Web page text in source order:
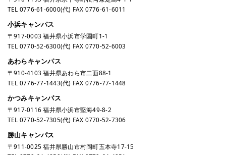
TEL 0776-61-6000(代) FAX 0776-61-6011
小浜キャンパス
〒917-0003 福井県小浜市学園町1-1
TEL 0770-52-6300(代) FAX 0770-52-6003
あわらキャンパス
〒910-4103 福井県あわら市二面88-1
TEL 0776-77-1443(代) FAX 0776-77-1448
かつみキャンパス
〒917-0116 福井県小浜市堅海49-8-2
TEL 0770-52-7305(代) FAX 0770-52-7306
勝山キャンパス
〒911-0025 福井県勝山市村岡町五本寺17-15